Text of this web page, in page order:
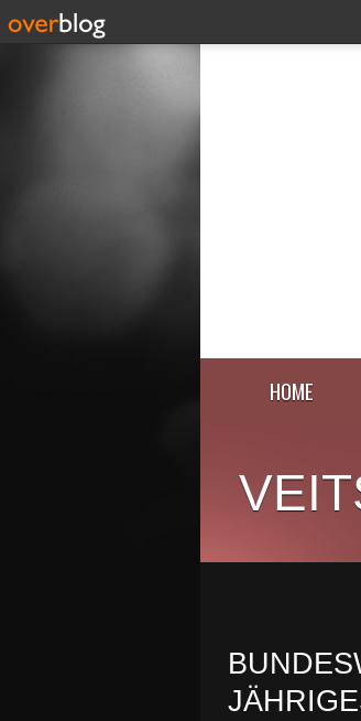
HOME